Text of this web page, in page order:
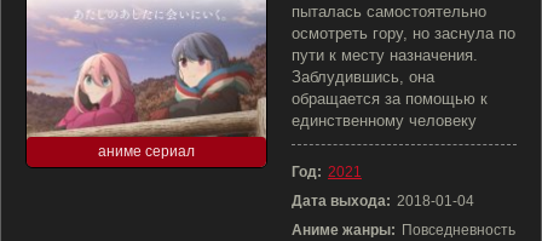
аниме сериал
пыталась самостоятельно
осмотреть гору, но заснула по
пути к месту назначения.
Заблудившись, она
обращается за помощью к
единственному человеку
Год: 2021
Дата выхода: 2018-01-04
Аниме жанры: Повседневность